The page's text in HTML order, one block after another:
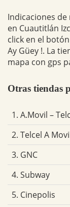
Indicaciones de
en Cuautitlán
click en el
Ay Güey !. La
mapa con gps
Otras tiendas
1. A.Movil –
2. Telcel A
3. GNC
4. Subway
5. Cinepolis